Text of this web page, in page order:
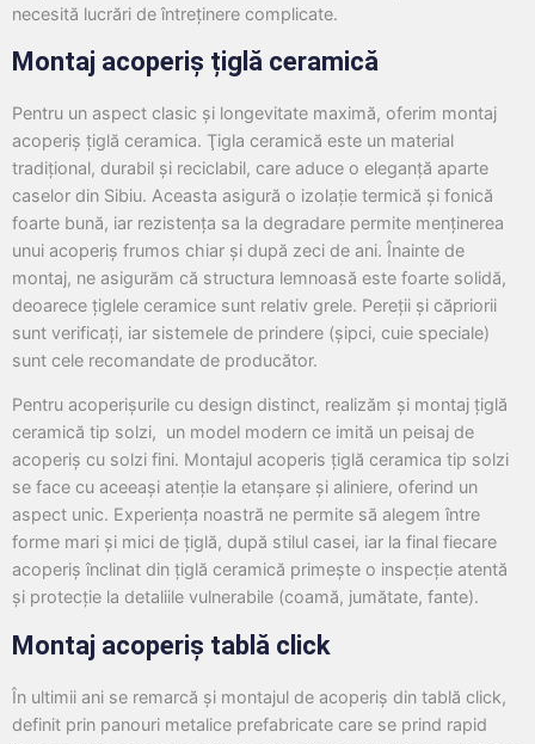
necesită lucrări de întreținere complicate.
Montaj acoperiș țiglă ceramică
Pentru un aspect clasic și longevitate maximă, oferim montaj
acoperiș țiglă ceramica. Ţigla ceramică este un material
tradițional, durabil şi reciclabil, care aduce o eleganță aparte
caselor din Sibiu. Aceasta asigură o izolație termică și fonică
foarte bună, iar rezistența sa la degradare permite menținerea
unui acoperiș frumos chiar și după zeci de ani. Înainte de
montaj, ne asigurăm că structura lemnoasă este foarte solidă,
deoarece țiglele ceramice sunt relativ grele. Pereții și căpriorii
sunt verificați, iar sistemele de prindere (șipci, cuie speciale)
sunt cele recomandate de producător.
Pentru acoperișurile cu design distinct, realizăm și montaj țiglă
ceramică tip solzi, un model modern ce imită un peisaj de
acoperiș cu solzi fini. Montajul acoperis țiglă ceramica tip solzi
se face cu aceeași atenție la etanșare şi aliniere, oferind un
aspect unic. Experiența noastră ne permite să alegem între
forme mari și mici de țiglă, după stilul casei, iar la final fiecare
acoperiș înclinat din țiglă ceramică primește o inspecție atentă
și protecție la detaliile vulnerabile (coamă, jumătate, fante).
Montaj acoperiș tablă click
În ultimii ani se remarcă și montajul de acoperiș din tablă click,
definit prin panouri metalice prefabricate care se prind rapid